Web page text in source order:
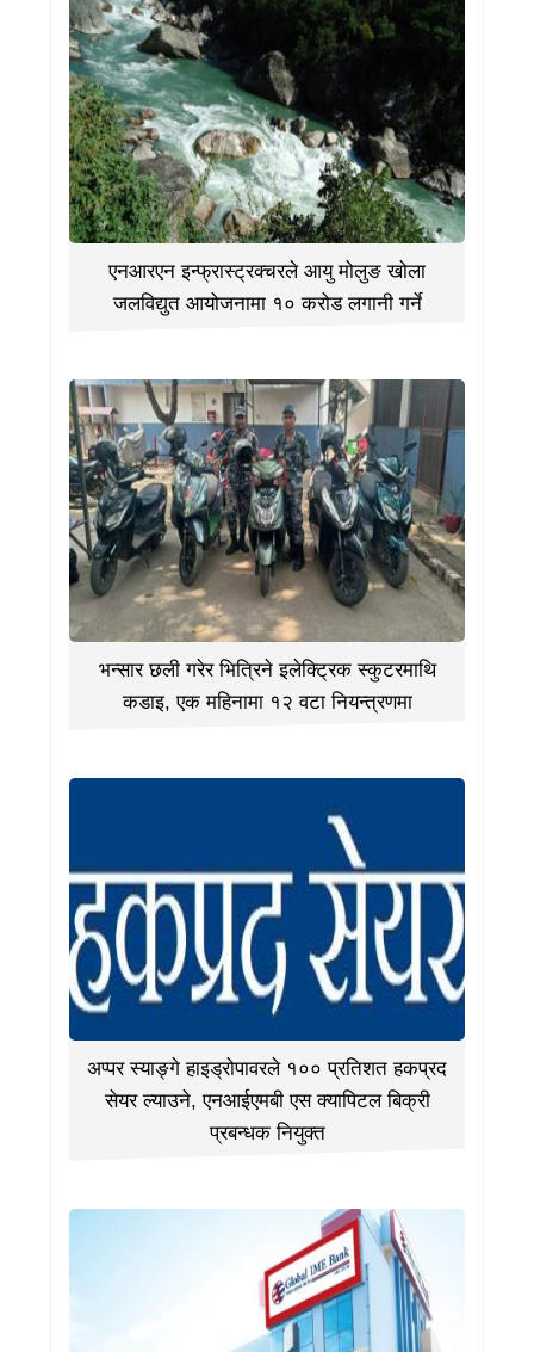
एनआरएन इन्फ्रास्ट्रक्चरले आयु मोलुङ खोला
जलविद्युत आयोजनामा १० करोड लगानी गर्ने
भन्सार छली गरेर भित्रिने इलेक्ट्रिक स्कुटरमाथि
कडाइ, एक महिनामा १२ वटा नियन्त्रणमा
अप्पर स्याङ्गे हाइड्रोपावरले १०० प्रतिशत हकप्रद
सेयर ल्याउने, एनआईएमबी एस क्यापिटल बिक्री
प्रबन्धक नियुक्त